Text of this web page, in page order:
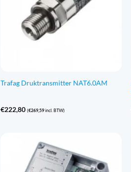
Trafag Druktransmitter NAT6.0AM
€222,80 (€269,59incl. BTW)